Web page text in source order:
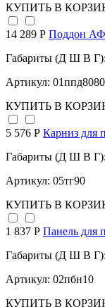
КУПИТЬ В
14 289 Р Поддон
Габариты (Д Ш В
Артикул: 01ппд8080
КУПИТЬ В
5 576 Р Карниз для
Габариты (Д Ш В
Артикул: 05тг90
КУПИТЬ В
1 837 Р Панель для
Габариты (Д Ш В
Артикул: 02пбн10
КУПИТЬ В